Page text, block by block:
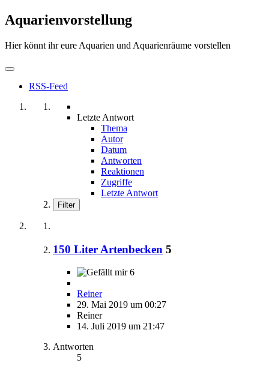
Aquarienvorstellung
Hier könnt ihr eure Aquarien und Aquarienräume vorstellen
RSS-Feed
Letzte Antwort
Thema
Autor
Datum
Antworten
Reaktionen
Zugriffe
Letzte Antwort
Filter
150 Liter Artenbecken 5
6
Reiner
29. Mai 2019 um 00:27
Reiner
14. Juli 2019 um 21:47
Antworten
5